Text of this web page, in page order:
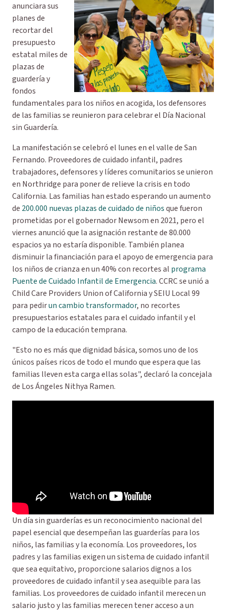
anunciara sus
planes de
recortar del
presupuesto
estatal miles de
plazas de
guardería y
fondos
fundamentales para los niños en acogida, los defensores
de las familias se reunieron para celebrar el Día Nacional
sin Guardería.
La manifestación se celebró el lunes en el valle de San
Fernando. Proveedores de cuidado infantil, padres
trabajadores, defensores y líderes comunitarios se unieron
en Northridge para poner de relieve la crisis en todo
California. Las familias han estado esperando un aumento
de 200.000 nuevas plazas de cuidado de niñosque fueron
prometidas por el gobernador Newsom en 2021, pero el
viernes anunció que la asignación restante de 80.000
espacios ya no estaría disponible. También planea
disminuir la financiación para el apoyo de emergencia para
los niños de crianza en un 40% con recortes al programa
Puente de Cuidado Infantil de Emergencia. CCRC se unió a
Child Care Providers Union of California y SEIU Local 99
para pedirun cambio transformador, no recortes
presupuestarios estatales para el cuidado infantil y el
campo de la educación temprana.
"Esto no es más que dignidad básica, somos uno de los
únicos países ricos de todo el mundo que espera que las
familias lleven esta carga ellas solas", declaró la concejala
de Los Ángeles Nithya Ramen.
Un día sin guarderías es un reconocimiento nacional del
papel esencial que desempeñan las guarderías para los
niños, las familias y la economía. Los proveedores, los
padres y las familias exigen un sistema de cuidado infantil
que sea equitativo, proporcione salarios dignos a los
proveedores de cuidado infantil y sea asequible para las
familias. Los proveedores de cuidado infantil merecen un
salario justo y las familias merecen tener acceso a un